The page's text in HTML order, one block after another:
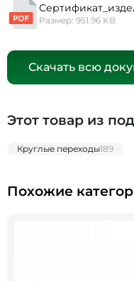
Размер: 951.96 KB
Скачать всю
Этот товар из
Круглые переходы189
Похожие